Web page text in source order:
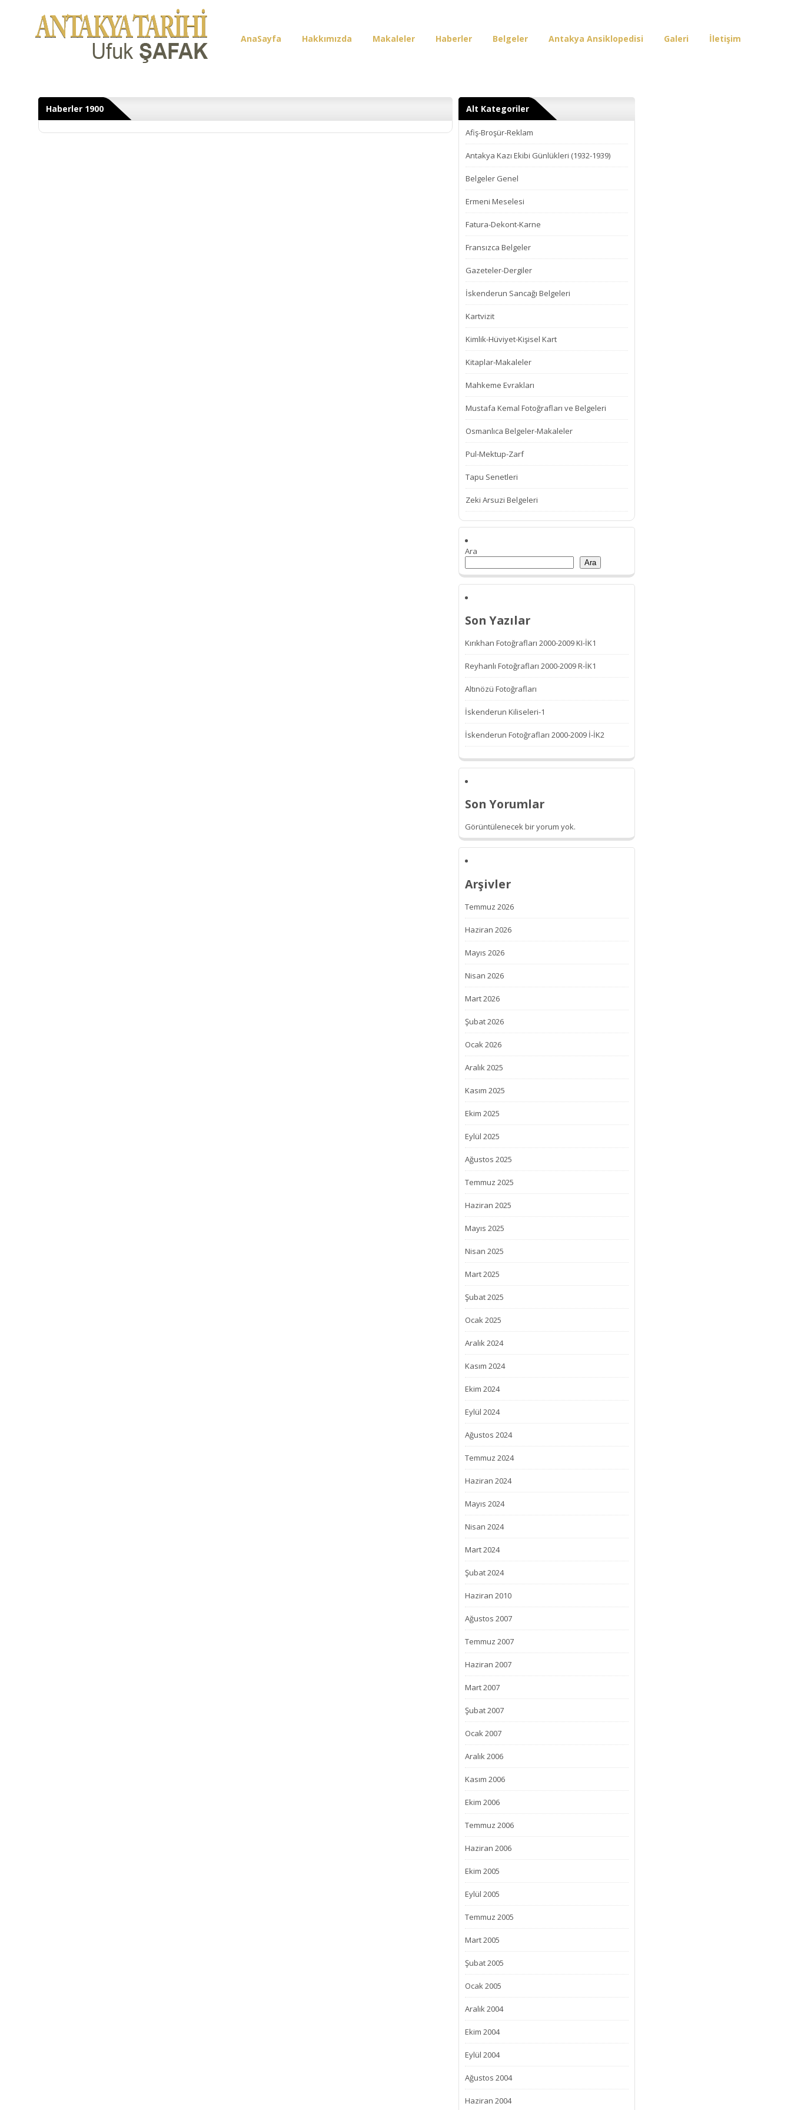
AnaSayfa Hakkımızda Makaleler Haberler Belgeler Antakya Ansiklopedisi Galeri İletişim
Haberler 1900 Alt Kategoriler
Afiş-Broşür-Reklam
Antakya Kazı Ekibi Günlükleri (1932-1939)
Belgeler Genel
Ermeni Meselesi
Fatura-Dekont-Karne
Fransızca Belgeler
Gazeteler-Dergiler
İskenderun Sancağı Belgeleri
Kartvizit
Kimlik-Hüviyet-Kişisel Kart
Kitaplar-Makaleler
Mahkeme Evrakları
Mustafa Kemal Fotoğrafları ve Belgeleri
Osmanlıca Belgeler-Makaleler
Pul-Mektup-Zarf
Tapu Senetleri
Zeki Arsuzi Belgeleri
Ara
Ara
Son Yazılar
Kırıkhan Fotoğrafları 2000-2009 KI-İK1
Reyhanlı Fotoğrafları 2000-2009 R-İK1
Altınözü Fotoğrafları
İskenderun Kiliseleri-1
İskenderun Fotoğrafları 2000-2009 İ-İK2
Son Yorumlar
Görüntülenecek bir yorum yok.
Arşivler
Temmuz 2026
Haziran 2026
Mayıs 2026
Nisan 2026
Mart 2026
Şubat 2026
Ocak 2026
Aralık 2025
Kasım 2025
Ekim 2025
Eylül 2025
Ağustos 2025
Temmuz 2025
Haziran 2025
Mayıs 2025
Nisan 2025
Mart 2025
Şubat 2025
Ocak 2025
Aralık 2024
Kasım 2024
Ekim 2024
Eylül 2024
Ağustos 2024
Temmuz 2024
Haziran 2024
Mayıs 2024
Nisan 2024
Mart 2024
Şubat 2024
Haziran 2010
Ağustos 2007
Temmuz 2007
Haziran 2007
Mart 2007
Şubat 2007
Ocak 2007
Aralık 2006
Kasım 2006
Ekim 2006
Temmuz 2006
Haziran 2006
Ekim 2005
Eylül 2005
Temmuz 2005
Mart 2005
Şubat 2005
Ocak 2005
Aralık 2004
Ekim 2004
Eylül 2004
Ağustos 2004
Haziran 2004